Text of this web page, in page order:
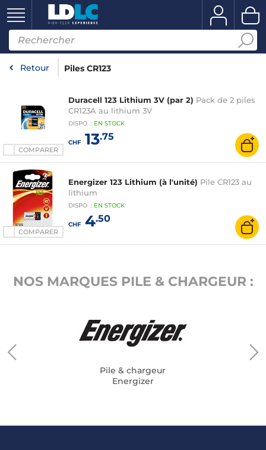
Retour Piles CR123
COMPARER
Duracell 123 Lithium 3V (par 2) Pack de 2 piles
CR123A au lithium 3V
DISPO : EN STOCK
CHF13.75
COMPARER
Energizer 123 Lithium (à l'unité) Pile CR123 au
lithium
DISPO : EN STOCK
CHF4.50
NOS MARQUES PILE & CHARGEUR :
Pile & chargeur
Energizer